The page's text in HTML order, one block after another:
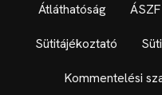
Átláthatóság ÁSZF
Sütitájékoztató
Kommentelési